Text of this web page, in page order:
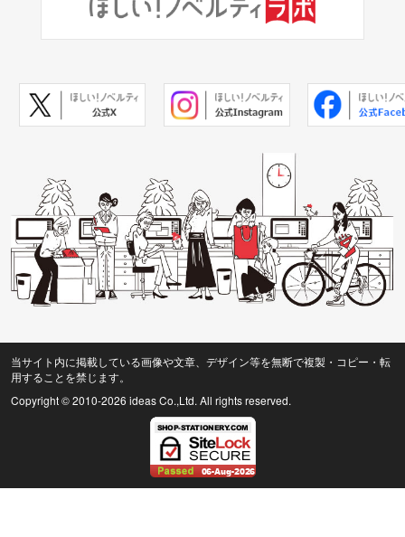
当サイト内に掲載している画像や文章、デザイン等を無断で複製・コピー・転
用することを禁じます。
Copyright © 2010-2026 ideas Co.,Ltd. All rights reserved.